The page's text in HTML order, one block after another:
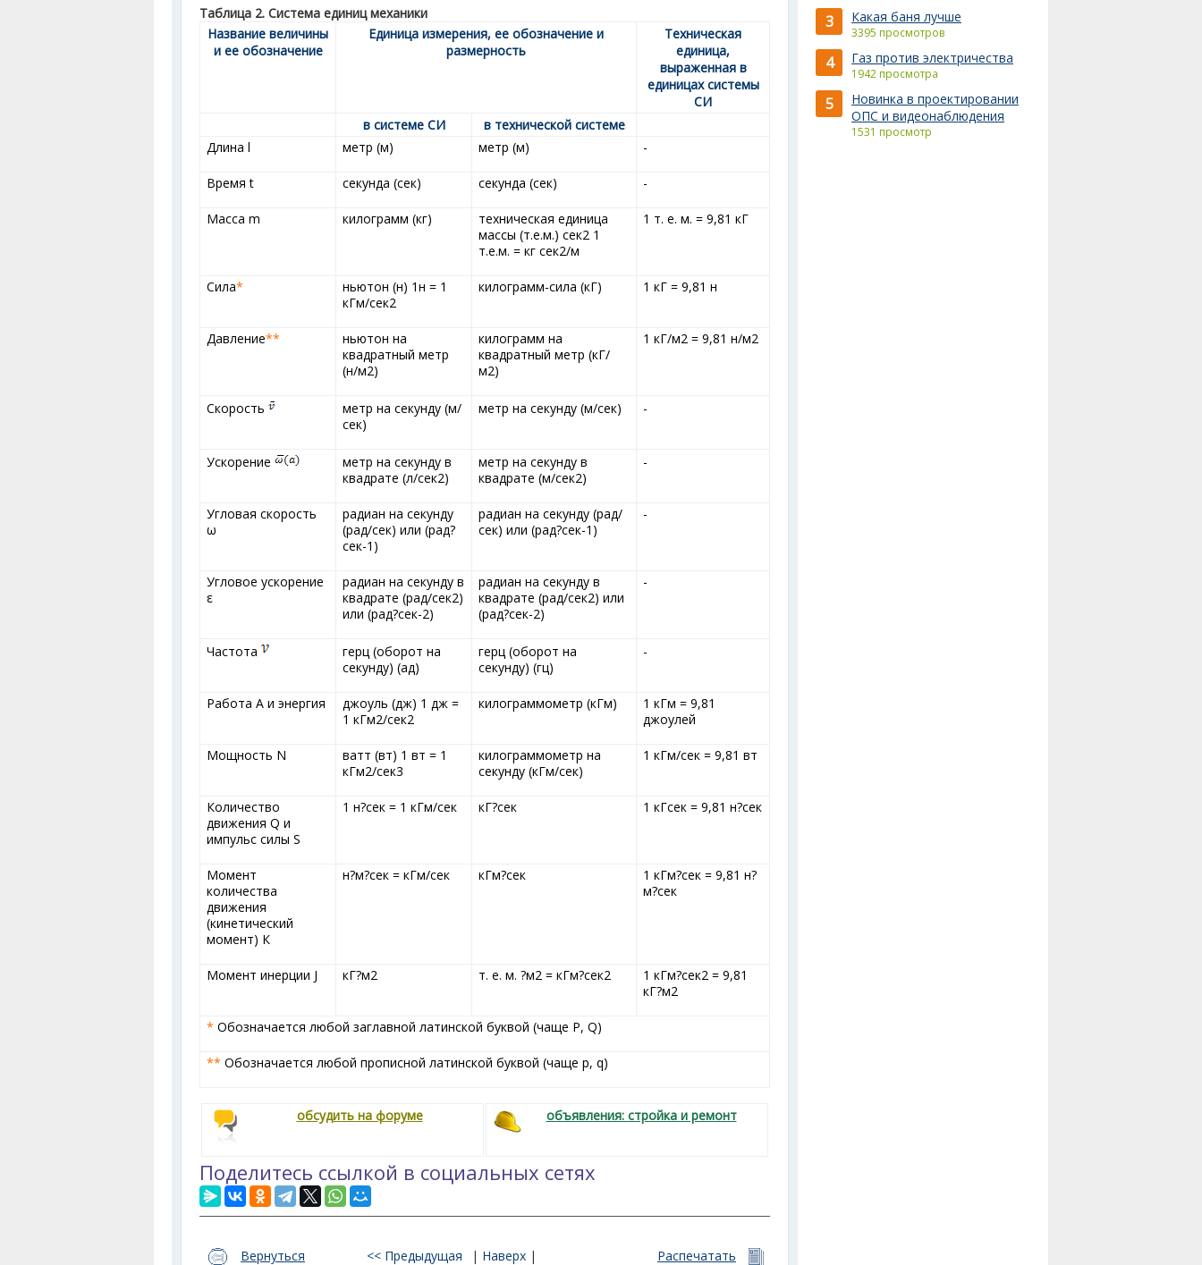
Таблица 2. Система единиц механики
Название величины
и ее обозначение
Единица измерения, ее обозначение и
размерность
Техническая
единица,
выраженная в
единицах системы
СИ
в системе СИ
в технической системе
Длина l
метр (м) метр (м) -
Время t секунда (сек) секунда (сек) -
Масса m килограмм (кг)
техническая единица
массы (т.е.м.) сек2 1
т.е.м. = кг сек2/м
1 т. е. м. = 9,81 кГ
Сила*
ньютон (н) 1н = 1
кГм/сек2
килограмм-сила (кГ) 1 кГ = 9,81 н
Давление**
ньютон на
квадратный метр
(н/м2)
килограмм на
квадратный метр (кГ/
м2)
1 кГ/м2 = 9,81 н/м2
Скорость
метр на секунду (м/
сек)
метр на секунду (м/сек) -
Ускорение
метр на секунду в
квадрате (л/сек2)
метр на секунду в
квадрате (м/сек2)
-
Угловая скорость
ω
радиан на секунду
(рад/сек) или (рад?
сек-1 )
радиан на секунду (рад/
сек) или (рад?сек-1 )
-
Угловое ускорение
ε
радиан на секунду в
квадрате (рад/сек2)
или (рад?сек-2)
радиан на секунду в
квадрате (рад/сек2) или
(рад?сек-2)
-
Частота
герц (оборот на
секунду) (ад)
герц (оборот на
секунду) (гц)
-
Работа А и энергия
джоуль (дж) 1 дж =
1 кГм2/сек2
килограммометр (кГм)
1 кГм = 9,81
джоулей
Мощность N
ватт (вт) 1 вт = 1
кГм2/сек3
килограммометр на
секунду (кГм/сек)
1 кГм/сек = 9,81 вт
Количество
движения Q и
импульс силы S
1 н?сек = 1 кГм/сек кГ?сек 1 кГсек = 9,81 н?сек
Момент
количества
движения
(кинетический
момент) К
н?м?сек = кГм/сек кГм?сек
1 кГм?сек = 9,81 н?
м?сек
Момент инерции J кГ?м2 т. е. м. ?м2 = кГм?сек2 1 кГм?сек2 = 9,81
кГ?м2
* Обозначается любой заглавной латинской буквой (чаще P, Q)
** Обозначается любой прописной латинской буквой (чаще p, q)
обсудить на форуме объявления: стройка и ремонт
Поделитесь ссылкой в социальных сетях
Вернуться
<< Предыдущая | Наверх| Распечатать
3 Какая баня лучше
3395 просмотров
4 Газ против электричества
1942 просмотра
5
Новинка в проектировании
ОПС и видеонаблюдения
1531 просмотр